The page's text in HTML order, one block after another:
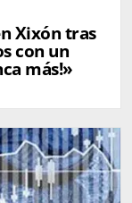
Xixón tras
con un
más!»